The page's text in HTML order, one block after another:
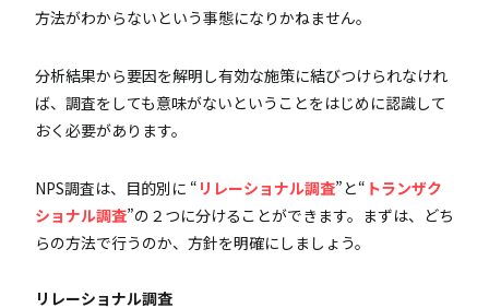
方法がわからないという事態になりかねません。
分析結果から要因を解明し有効な施策に結びつけられなけれ
ば、調査をしても意味がないということをはじめに認識して
おく必要があります。
NPS調査は、目的別に “ リレーショナル調査”と“ トランザク
ショナル調査”の２つに分けることができます。まずは、どち
らの方法で行うのか、方針を明確にしましょう。
リレーショナル調査